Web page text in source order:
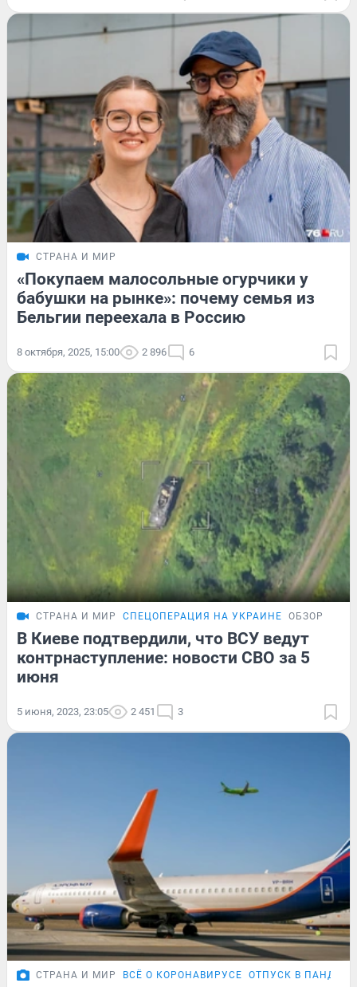
СТРАНА И МИР
«Покупаем малосольные огурчики у
бабушки на рынке»: почему семья из
Бельгии переехала в Россию
8 октября, 2025, 15:00 2 896 6
СТРАНА И МИР СПЕЦОПЕРАЦИЯ НА УКРАИНЕ ОБЗОР
В Киеве подтвердили, что ВСУ ведут
контрнаступление: новости СВО за 5
июня
5 июня, 2023, 23:05 2 451 3
СТРАНА И МИР ВСЁ О КОРОНАВИРУСЕ ОТПУСК В